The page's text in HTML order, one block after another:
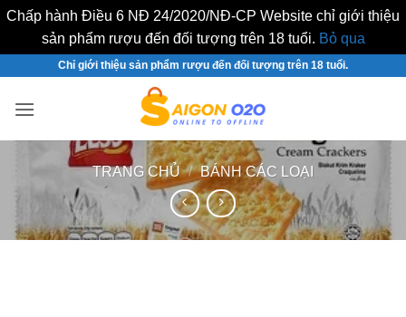
Chấp hành Điều 6 NĐ 24/2020/NĐ-CP Website chỉ giới thiệu
sản phẩm rượu đến đối tượng trên 18 tuổi. Bỏ qua
nội
Chỉ giới thiệu sản phẩm rượu đến đối tượng trên 18 tuổi.
TRANG CHỦ / BÁNH CÁC LOẠI